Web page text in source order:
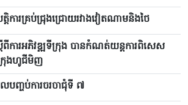
ការគ្រប់ជ្រុងជ្រោយរវាងវៀតណាមនិងថៃ
តីពីការអភិវឌ្ឍទីក្រុង បាន​កំណត់យន្តការពិសេស
រុងហូជីមិញ
ញ្ចប់ការចរចាជុំទី ៧​